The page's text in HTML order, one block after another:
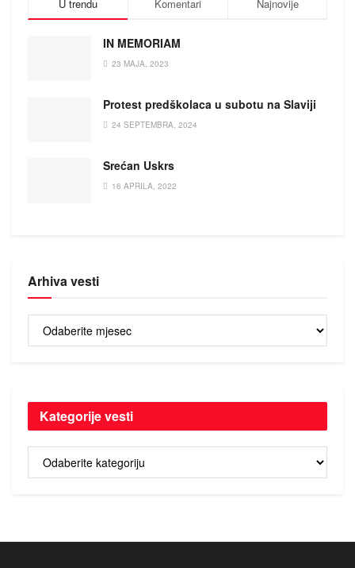
U trendu Komentari Najnovije
IN MEMORIAM
23 MAJA, 2023
Protest predškolaca u subotu na Slaviji
24 SEPTEMBRA, 2024
Srećan Uskrs
16 APRILA, 2022
Arhiva vesti
Arhiva
vesti
Kategorije vesti
Kategorije
vesti